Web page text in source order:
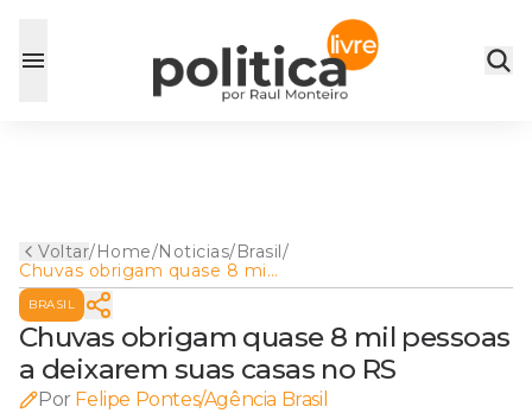
Voltar/Home/Noticias/Brasil/
Chuvas obrigam quase 8 mil
pessoas a deixarem suas
casas no RS
BRASIL
Chuvas obrigam quase 8 mil pessoas
a deixarem suas casas no RS
Por Felipe Pontes/Agência Brasil